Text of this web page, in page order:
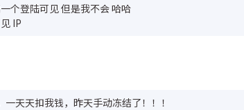
个登陆可见 但是我不会 哈哈
IP
天天扣我钱，昨天手动冻结了！！！